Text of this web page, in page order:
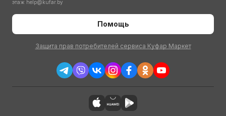
этаж help@kufar.by
Помощь
Защита прав потребителей сервиса Куфар Маркет